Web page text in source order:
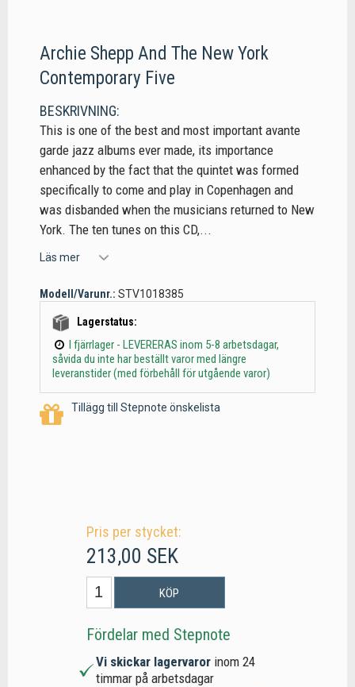
Archie Shepp And The New York
Contemporary Five
BESKRIVNING:
This is one of the best and most important avante
garde jazz albums ever made, its importance
enhanced by the fact that the quintet was formed
specifically to come and play in Copenhagen and
was disbanded when the musicians returned to New
York. The ten tunes on this CD,...
Läs mer
Modell/Varunr.: STV1018385
Lagerstatus:
I fjärrlager - LEVERERAS inom 5-8 arbetsdagar,
såvida du inte har beställt varor med längre
leveranstider (med förbehåll för utgående varor)
Tillägg till Stepnote önskelista
Pris per stycket:
213,00 SEK
KÖP
Fördelar med Stepnote
Vi skickar lagervaror inom 24
timmar på arbetsdagar